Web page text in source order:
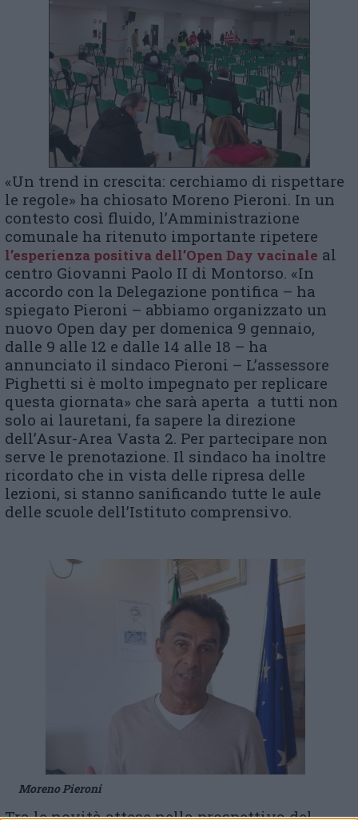
«Un trend in crescita: cerchiamo di rispettare
le regole» ha chiosato Moreno Pieroni. In un
contesto così fluido, l’Amministrazione
comunale ha ritenuto importante ripetere
l’esperienza positiva dell’Open Day vacinale al
centro Giovanni Paolo II di Montorso. «In
accordo con la Delegazione pontifica – ha
spiegato Pieroni – abbiamo organizzato un
nuovo Open day per domenica 9 gennaio,
dalle 9 alle 12 e dalle 14 alle 18 – ha
annunciato il sindaco Pieroni – L’assessore
Pighetti si è molto impegnato per replicare
questa giornata» che sarà aperta a tutti non
solo ai lauretani, fa sapere la direzione
dell’Asur-Area Vasta 2. Per partecipare non
serve le prenotazione. Il sindaco ha inoltre
ricordato che in vista delle ripresa delle
lezioni, si stanno sanificando tutte le aule
delle scuole dell’Istituto comprensivo.
Moreno Pieroni